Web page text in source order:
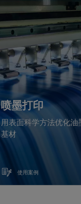
喷墨打印
用表面科学方法优化
基材
使用案例